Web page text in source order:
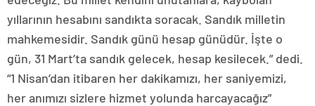
yıllarının hesabını sandıkta soracak. Sandık milletin
mahkemesidir. Sandık günü hesap günüdür. İşte o
gün, 31 Mart’ta sandık gelecek, hesap kesilecek.” dedi.
“1 Nisan’dan itibaren her dakikamızı, her saniyemizi,
her anımızı sizlere hizmet yolunda harcayacağız”